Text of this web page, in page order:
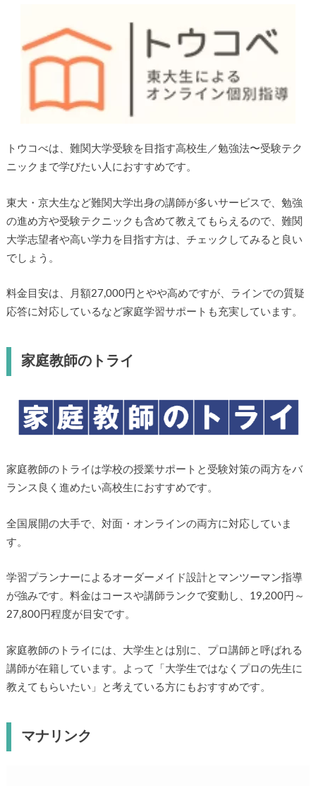
トウコべは、難関大学受験を目指す高校生／勉強法〜受験テク
ニックまで学びたい人におすすめです。
東大・京大生など難関大学出身の講師が多いサービスで、勉強
の進め方や受験テクニックも含めて教えてもらえるので、難関
大学志望者や高い学力を目指す方は、チェックしてみると良い
でしょう。
料金目安は、月額27,000円とやや高めですが、ラインでの質疑
応答に対応しているなど家庭学習サポートも充実しています。
家庭教師のトライ
家庭教師のトライは学校の授業サポートと受験対策の両方をバ
ランス良く進めたい高校生におすすめです。
全国展開の大手で、対面・オンラインの両方に対応していま
す。
学習プランナーによるオーダーメイド設計とマンツーマン指導
が強みです。料金はコースや講師ランクで変動し、19,200円～
27,800円程度が目安です。
家庭教師のトライには、大学生とは別に、プロ講師と呼ばれる
講師が在籍しています。よって「大学生ではなくプロの先生に
教えてもらいたい」と考えている方にもおすすめです。
マナリンク